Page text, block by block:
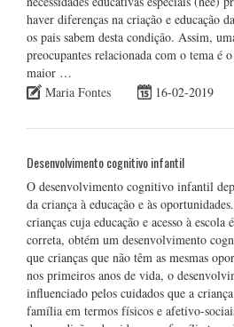
haver diferenças na criação e educação
os pais sabem desta condição. Assim,
preocupantes relacionada com o tema é
maior …
Maria Fontes
16-02-2019
Desenvolvimento cognitivo infantil
O desenvolvimento cognitivo infantil
da criança à educação e às
crianças cuja educação e acesso à
correta, obtém um desenvolvimento
que crianças que não têm as mesmas
nos primeiros anos de vida, o
influenciado pelos cuidados que a
família em termos físicos e afetivo-